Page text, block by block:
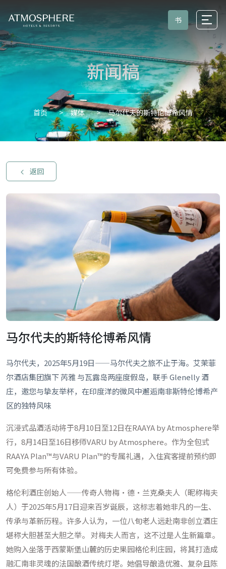
书
新闻稿
首页 媒体 马尔代夫的斯特伦博希风情
返回
马尔代夫的斯特伦博希风情
马尔代夫，2025年5月19日——马尔代夫之旅不止于海。艾茉菲
尔酒店集团旗下 芮雅 与瓦露岛两座度假岛，联手 Glenelly 酒
庄，邀您与挚友举杯，在印度洋的微风中邂逅南非斯特伦博希产
区的独特风味
沉浸式品酒活动将于8月10日至12日在RAAYA by Atmosphere举
行，8月14日至16日移师VARU by Atmosphere。作为全包式
RAAYA Plan™与VARU Plan™的专属礼遇，入住宾客提前预约即
可免费参与所有体验。
格伦利酒庄创始人——传奇人物梅·德·兰克桑夫人（昵称梅夫
人）于2025年5月17日迎来百岁诞辰，这标志着她非凡的一生、
传承与革新历程。许多人认为，一位八旬老人远赴南非创立酒庄
堪称大胆甚至大胆之举。 对梅夫人而言，这不过是人生新篇章。
她购入坐落于西蒙斯堡山麓的历史果园格伦利庄园，将其打造成
融汇南非灵魂的法国酿酒传统灯塔。她倡导酿造优雅、复杂且陈